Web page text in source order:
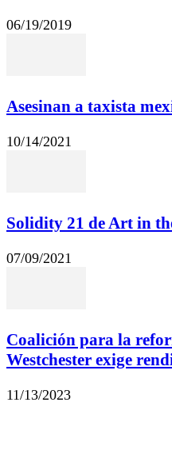
06/19/2019
Asesinan a taxista
10/14/2021
Solidity 21 de Art in
07/09/2021
Coalición para la
Westchester exige
11/13/2023